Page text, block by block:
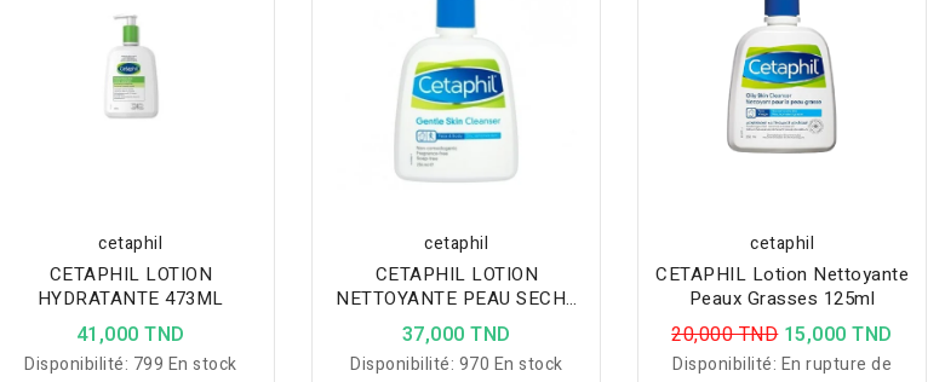
contrôle dermatologique, la
crème Cétaphil est
hypoallergénique et non
comédogène.
cetaphil
CETAPHIL LOTION
HYDRATANTE 473ML
41,000 TND
Disponibilité: 799 En stock
cetaphil
CETAPHIL LOTION
NETTOYANTE PEAU SECHE
236 ML
37,000 TND
Disponibilité: 970 En stock
cetaphil
CETAPHIL Lotion Nettoyante
Peaux Grasses 125ml
20,000 TND 15,000 TND
Disponibilité: En rupture de